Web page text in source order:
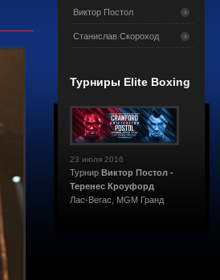
Виктор Постол
Станислав Скороход
Турниры Elite Boxing
23 июля 2016
Турнир Виктор Постол -
Теренес Кроуфорд
Лас-Вегас, MGM Гранд